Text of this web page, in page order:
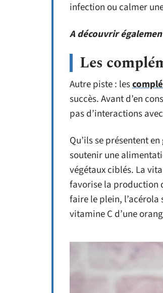
infection ou calmer
A découvrir
Les
Autre piste : les
succès. Avant d’en
pas d’interactions
Qu’ils se présentent
soutenir une
végétaux ciblés. La
favorise la production
faire le plein,
vitamine C d’une